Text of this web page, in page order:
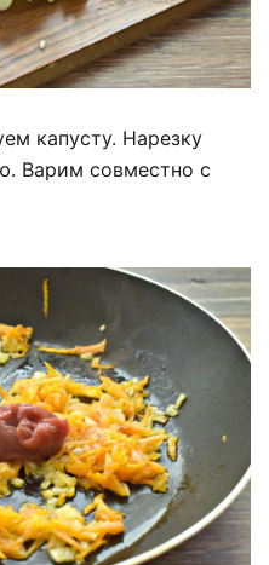
капусту. Нарезку
Варим совместно с